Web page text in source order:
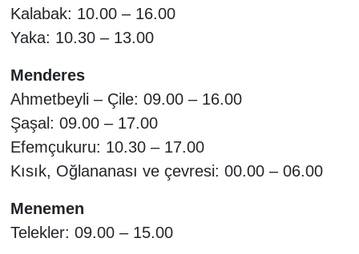
Kalabak: 10.00 – 16.00
Yaka: 10.30 – 13.00
Menderes
Ahmetbeyli – Çile: 09.00 – 16.00
Şaşal: 09.00 – 17.00
Efemçukuru: 10.30 – 17.00
Kısık, Oğlananası ve çevresi: 00.00 – 06.00
Menemen
Telekler: 09.00 – 15.00